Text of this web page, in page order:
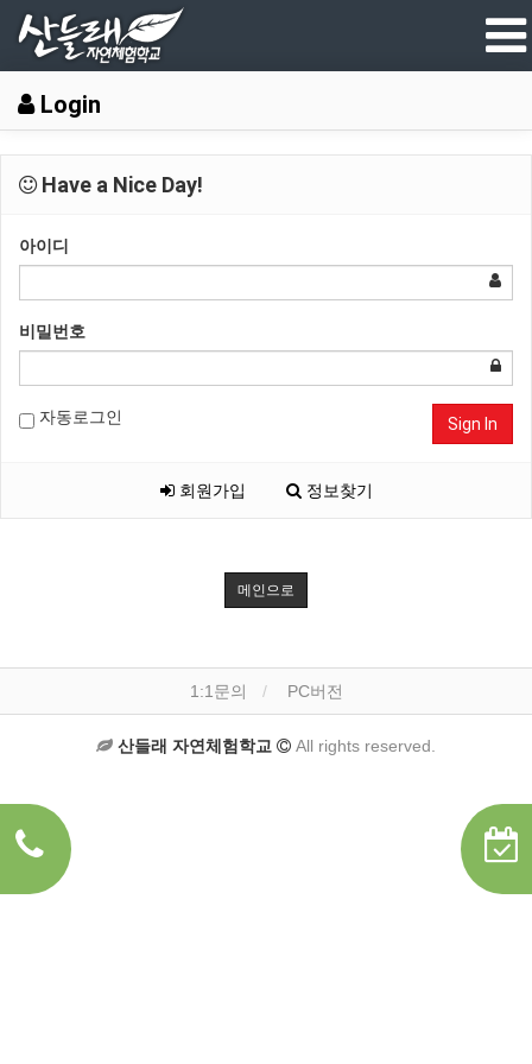
Login
Have a Nice Day!
아이디
비밀번호
자동로그인 Sign In
회원가입 정보찾기
메인으로
1:1문의 PC버전
산들래 자연체험학교 All rights reserved.